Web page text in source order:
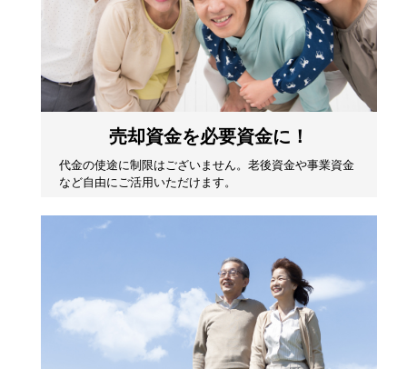
売却資金を必要資金に！
代金の使途に制限はございません。老後資金や事業資金
など自由にご活用いただけます。